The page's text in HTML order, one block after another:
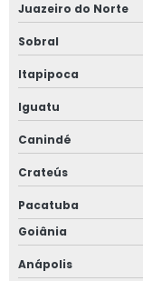
Juazeiro do Norte
Sobral
Itapipoca
Iguatu
Canindé
Crateús
Pacatuba
Goiânia
Anápolis